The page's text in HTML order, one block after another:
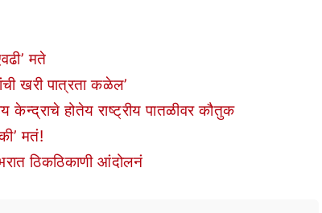
मते
खरी पात्रता कळेल’
केन्द्राचे होतेय राष्ट्रीय पातळीवर कौतुक
मतं!
ठिकठिकाणी आंदोलनं